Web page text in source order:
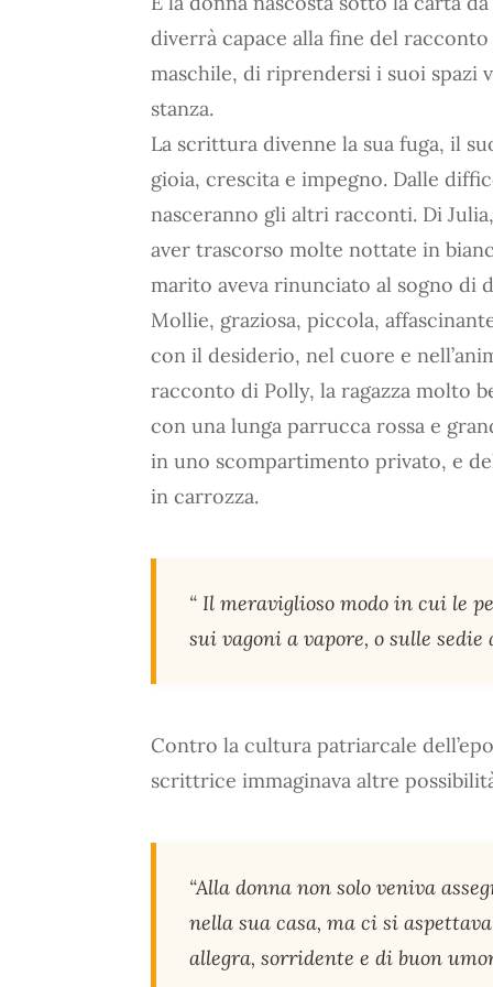
diverrà capace alla fine del
maschile, di riprendersi i suoi spazi
stanza.
La scrittura divenne la sua fuga, il
gioia, crescita e impegno. Dalle
nasceranno gli altri racconti. Di
aver trascorso molte nottate in
marito aveva rinunciato al sogno di
Mollie, graziosa, piccola,
con il desiderio, nel cuore e
racconto di Polly, la ragazza molto
con una lunga parrucca rossa e
in uno scompartimento privato, e
in carrozza.
“ Il meraviglioso modo in cui le
sui vagoni a vapore, o sulle
Contro la cultura patriarcale
scrittrice immaginava altre
“Alla donna non solo veniva
nella sua casa, ma ci si
allegra, sorridente e di buon